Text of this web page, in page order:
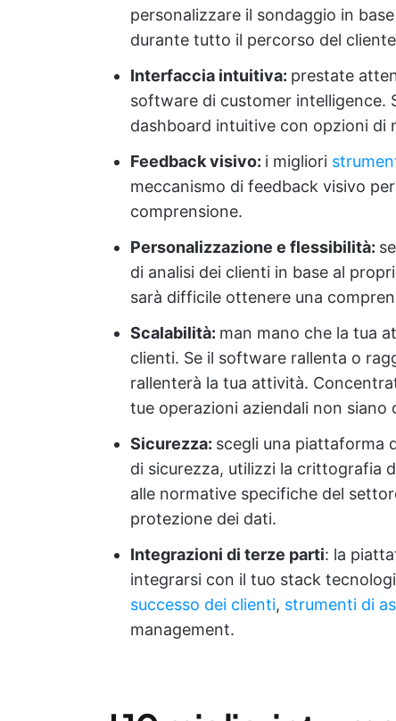
personalizzare il sondaggio in
durante tutto il percorso del
Interfaccia intuitiva: prestate
software di customer intelligence.
dashboard intuitive con opzioni di
Feedback visivo: i migliori
meccanismo di feedback visivo
comprensione.
Personalizzazione e flessibilità:
di analisi dei clienti in base al
sarà difficile ottenere una
Scalabilità: man mano che la tua
clienti. Se il software rallenta o
rallenterà la tua attività.
tue operazioni aziendali non siano
Sicurezza: scegli una piattaforma
di sicurezza, utilizzi la crittografia
alle normative specifiche del
protezione dei dati.
Integrazioni di terze parti: la
integrarsi con il tuo stack
successo dei clienti, strumenti di
management.